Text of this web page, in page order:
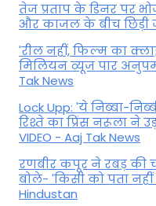
तेज प्रताप के डिनर पर
और काजल के बीच छिड़ी
'रील नहीं, फिल्म का
मिलियन व्यूज पार
Tak News
Lock Upp: 'ये निब्बा-
रिश्ते का प्रिंस नरूला ने
VIDEO - Aaj Tak News
रणबीर कपूर ने रबड़ की
बोले- 'किसी को पता नहीं
Hindustan